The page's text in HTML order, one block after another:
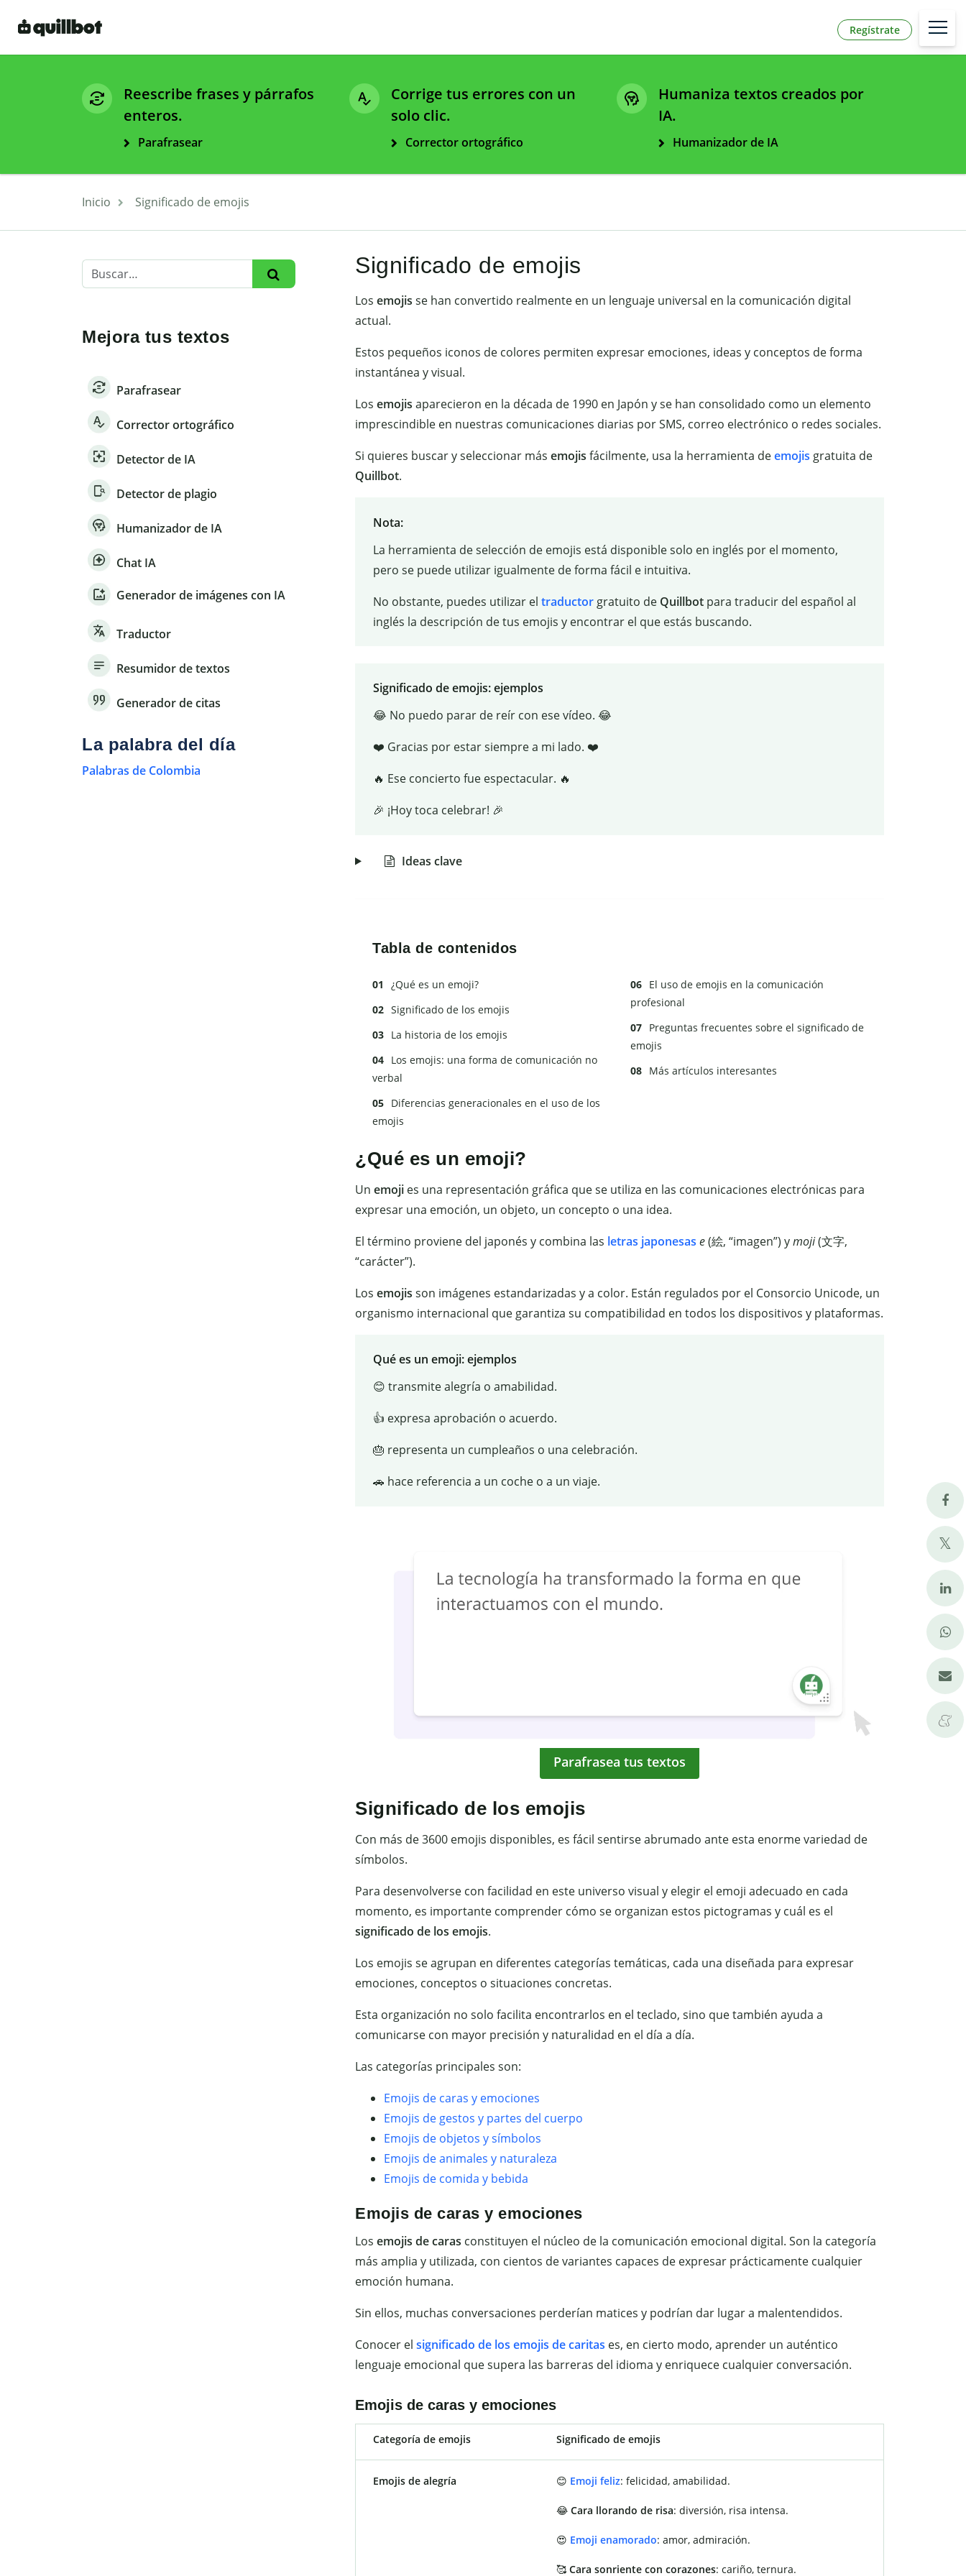
Regístrate
Reescribe frases y párrafos
enteros.
Parafrasear
Corrige tus errores con un
solo clic.
Corrector ortográfico
Humaniza textos creados por
IA.
Humanizador de IA
Inicio Significado de emojis
Significado de emojis
Los emojis se han convertido realmente en un lenguaje universal en la comunicación digital
actual.
Estos pequeños iconos de colores permiten expresar emociones, ideas y conceptos de forma
instantánea y visual.
Los emojis aparecieron en la década de 1990 en Japón y se han consolidado como un elemento
imprescindible en nuestras comunicaciones diarias por SMS, correo electrónico o redes sociales.
Si quieres buscar y seleccionar más emojis fácilmente, usa la herramienta deemojis gratuita de
Quillbot.
Nota:
La herramienta de selección de emojis está disponible solo en inglés por el momento,
pero se puede utilizar igualmente de forma fácil e intuitiva.
No obstante, puedes utilizar el traductorgratuito de Quillbotpara traducir del español al
inglés la descripción de tus emojis y encontrar el que estás buscando.
Significado de emojis: ejemplos
😂 No puedo parar de reír con ese vídeo. 😂
❤️ Gracias por estar siempre a mi lado. ❤️
🔥 Ese concierto fue espectacular. 🔥
🎉 ¡Hoy toca celebrar! 🎉
Ideas clave
Tabla de contenidos
¿Qué es un emoji?
Significado de los emojis
La historia de los emojis
Los emojis: una forma de comunicación no
verbal
Diferencias generacionales en el uso de los
emojis
El uso de emojis en la comunicación
profesional
Preguntas frecuentes sobre el significado de
emojis
Más artículos interesantes
¿Qué es un emoji?
Un emoji es una representación gráfica que se utiliza en las comunicaciones electrónicas para
expresar una emoción, un objeto, un concepto o una idea.
El término proviene del japonés y combina las letras japonesas e(絵, “imagen”) ymoji(文字,
“carácter”).
Los emojis son imágenes estandarizadas y a color. Están regulados por el Consorcio Unicode, un
organismo internacional que garantiza su compatibilidad en todos los dispositivos y plataformas.
Qué es un emoji: ejemplos
😊 transmite alegría o amabilidad.
👍 expresa aprobación o acuerdo.
🎂 representa un cumpleaños o una celebración.
🚗 hace referencia a un coche o a un viaje.
Parafrasea tus textos
Significado de los emojis
Con más de 3600 emojis disponibles, es fácil sentirse abrumado ante esta enorme variedad de
símbolos.
Para desenvolverse con facilidad en este universo visual y elegir el emoji adecuado en cada
momento, es importante comprender cómo se organizan estos pictogramas y cuál es el
significado de los emojis.
Los emojis se agrupan en diferentes categorías temáticas, cada una diseñada para expresar
emociones, conceptos o situaciones concretas.
Esta organización no solo facilita encontrarlos en el teclado, sino que también ayuda a
comunicarse con mayor precisión y naturalidad en el día a día.
Las categorías principales son:
Emojis de caras y emociones
Emojis de gestos y partes del cuerpo
Emojis de objetos y símbolos
Emojis de animales y naturaleza
Emojis de comida y bebida
Emojis de caras y emociones
Los emojis de caras constituyen el núcleo de la comunicación emocional digital. Son la categoría
más amplia y utilizada, con cientos de variantes capaces de expresar prácticamente cualquier
emoción humana.
Sin ellos, muchas conversaciones perderían matices y podrían dar lugar a malentendidos.
Conocer el significado de los emojis de caritas es, en cierto modo, aprender un auténtico
lenguaje emocional que supera las barreras del idioma y enriquece cualquier conversación.
Emojis de caras y emociones
Categoría de emojis Significado de emojis
Emojis de alegría 😊 Emoji feliz: felicidad, amabilidad.
😂 Cara llorando de risa: diversión, risa intensa.
😍 Emoji enamorado: amor, admiración.
🥰 Cara sonriente con corazones: cariño, ternura.
Mejora tus textos
Parafrasear
Corrector ortográfico
Detector de IA
Detector de plagio
Humanizador de IA
Chat IA
Generador de imágenes con IA
Traductor
Resumidor de textos
Generador de citas
La palabra del día
Palabras de Colombia